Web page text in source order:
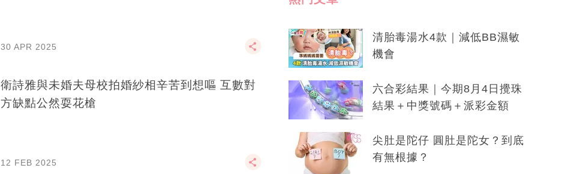
30 APR 2025
衛詩雅與未婚夫母校拍婚紗相辛苦到想嘔 互數對
方缺點公然耍花槍
12 FEB 2025
清胎毒湯水4款｜減低BB濕敏
機會
六合彩結果｜今期8月4日攪珠
結果＋中獎號碼＋派彩金額
尖肚是陀仔 圓肚是陀女？到底
有無根據？